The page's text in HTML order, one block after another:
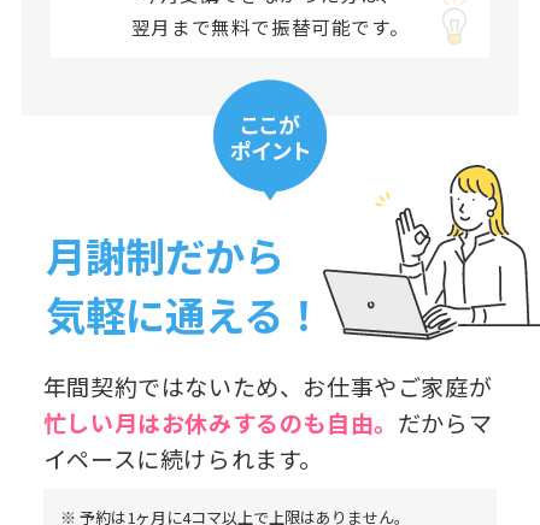
翌月まで無料で振替可能です。
月謝制だから
気軽に通える！
年間契約ではないため、お仕事やご家庭が
忙しい月はお休みするのも自由。 だからマ
イペースに続けられます。
※ 予約は1ヶ月に4コマ以上で上限はありません。